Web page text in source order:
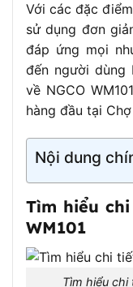
Với các đặc
sử dụng đơn
đáp ứng mọi
đến người dùng
về NGCO
hàng đầu tại
Nội dung
Tìm hiểu
WM101
Tìm hiểu chi